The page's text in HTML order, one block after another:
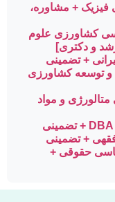
فیزیک + مشاوره،
کشاورزی علوم
و دکتری]
+ تضمینی
و توسعه کشاورزی
متالورژی و مواد
فقهی + تضمینی
حقوقی +